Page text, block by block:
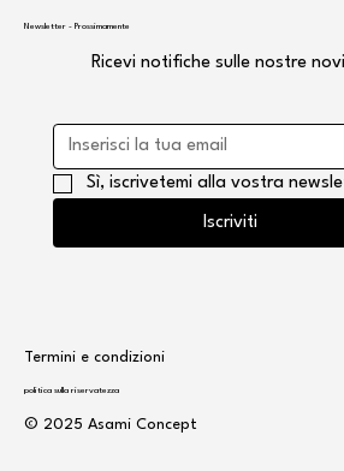
Newsletter - Prossimamente
Ricevi notifiche sulle nostre
Sì, iscrivetemi alla vostra
Iscriviti
Termini e condizioni
politica sulla riservatezza
© 2025 Asami Concept